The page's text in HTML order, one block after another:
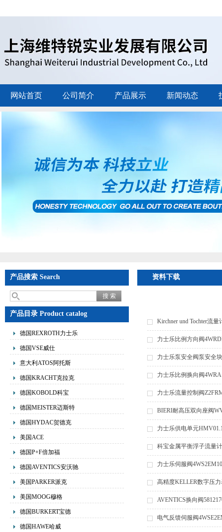
网站首页 公司简介 产品展示 新闻动态
产品搜索 Search
产品目录 Product catalog
德国REXROTH力士乐
德国VSE威仕
意大利ATOS阿托斯
德国KRACHT克拉克
德国KOBOLD科宝
德国MEISTER迈斯特
德国HYDAC贺德克
美国ACE
德国P+F倍加福
德国AVENTICS安沃驰
美国PARKER派克
美国MOOG穆格
德国BURKERT宝德
德国HAWE哈威
资料下载
Kirchner und Tochter流
力士乐比例方向阀
力士乐泵安全阀泵安全
力士乐比例换向阀
力士乐流量控制阀
BIERI耐高压双向座阀
力士乐供电单元
科宝金属平衡浮子流量
力士乐伺服阀
高精度KELLER数字压
AVENTICS换向阀
电气反馈伺服阀